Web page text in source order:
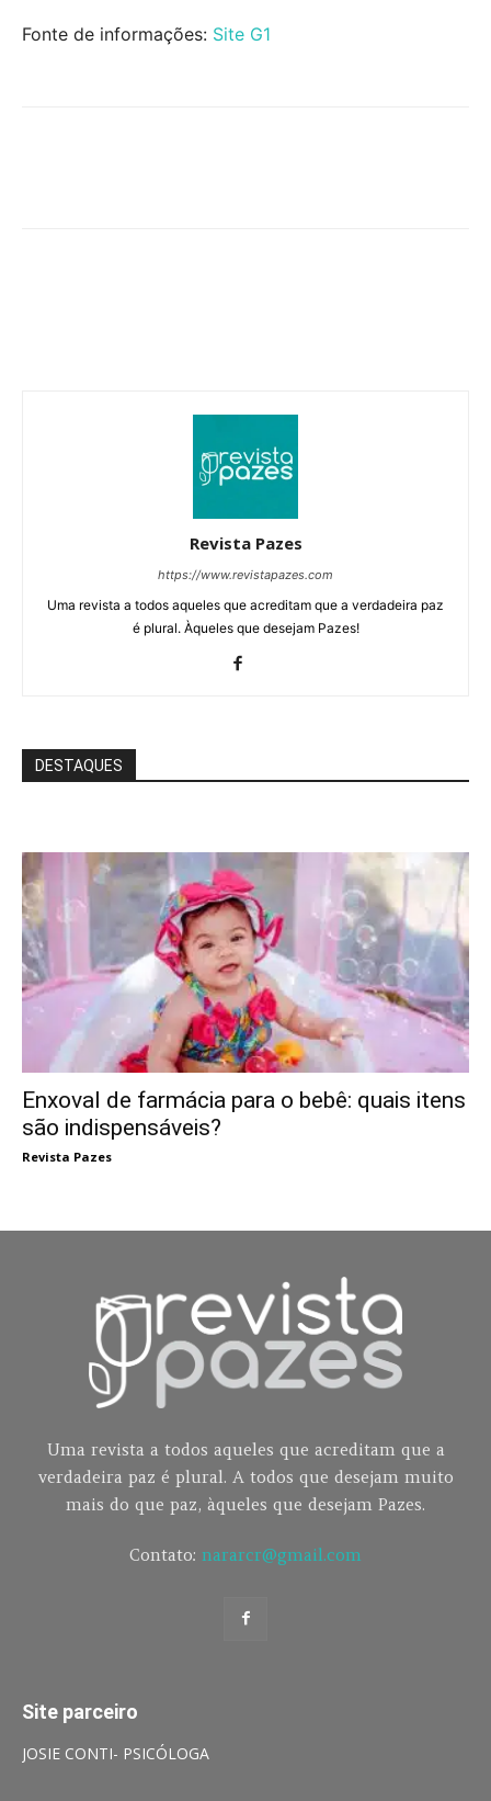
Fonte de informações: Site G1
Revista Pazes
https://www.revistapazes.com
Uma revista a todos aqueles que acreditam que a verdadeira paz
é plural. Àqueles que desejam Pazes!
DESTAQUES
Enxoval de farmácia para o bebê: quais itens
são indispensáveis?
Revista Pazes
Uma revista a todos aqueles que acreditam que a
verdadeira paz é plural. A todos que desejam muito
mais do que paz, àqueles que desejam Pazes.
Contato: nararcr@gmail.com
Site parceiro
JOSIE CONTI- PSICÓLOGA